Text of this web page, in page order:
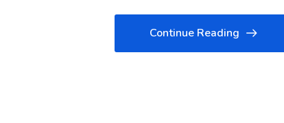
Continue Reading